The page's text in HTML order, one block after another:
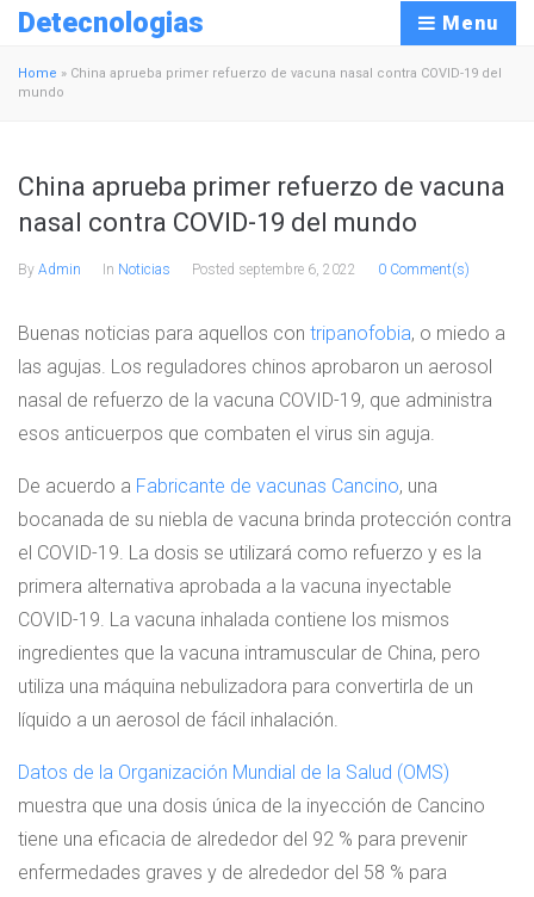
Detecnologias Menu
Home » China aprueba primer refuerzo de vacuna nasal contra COVID-19 del
mundo
China aprueba primer refuerzo de vacuna
nasal contra COVID-19 del mundo
By Admin In Noticias Posted septembre 6, 2022 0 Comment(s)
Buenas noticias para aquellos con tripanofobia, o miedo a
las agujas. Los reguladores chinos aprobaron un aerosol
nasal de refuerzo de la vacuna COVID-19, que administra
esos anticuerpos que combaten el virus sin aguja.
De acuerdo a Fabricante de vacunas Cancino, una
bocanada de su niebla de vacuna brinda protección contra
el COVID-19. La dosis se utilizará como refuerzo y es la
primera alternativa aprobada a la vacuna inyectable
COVID-19. La vacuna inhalada contiene los mismos
ingredientes que la vacuna intramuscular de China, pero
utiliza una máquina nebulizadora para convertirla de un
líquido a un aerosol de fácil inhalación.
Datos de la Organización Mundial de la Salud (OMS)
muestra que una dosis única de la inyección de Cancino
tiene una eficacia de alrededor del 92 % para prevenir
enfermedades graves y de alrededor del 58 % para